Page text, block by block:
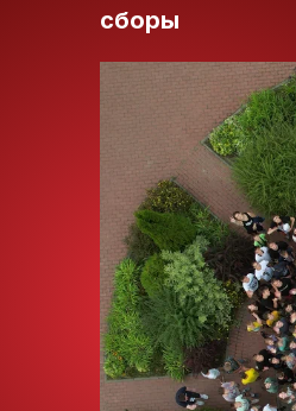
сборы